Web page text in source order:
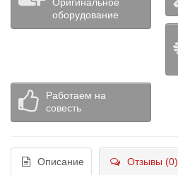
оборудование
Работаем на
совесть
Описание Отзывы (0)